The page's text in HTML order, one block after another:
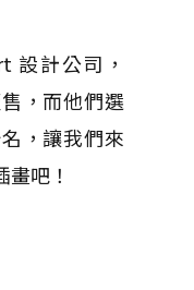
設計公司，
，而他們選
，讓我們來
吧！